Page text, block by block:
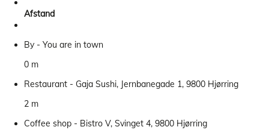
Afstand
By - You are in town
0 m
Restaurant - Gaja Sushi, Jernbanegade 1, 9800 Hjørring
2 m
Coffee shop - Bistro V, Svinget 4, 9800 Hjørring